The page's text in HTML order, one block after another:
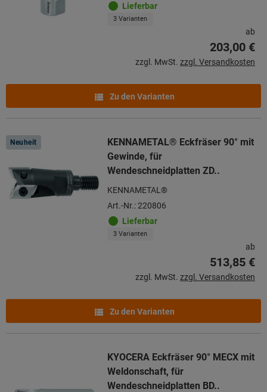
Lieferbar
3 Varianten
ab
203,00 €
zzgl. MwSt. zzgl. Versandkosten
Zu den Varianten
Neuheit
KENNAMETAL® Eckfräser 90° mit
Gewinde, für
Wendeschneidplatten ZD..
KENNAMETAL®
Art.-Nr.: 220806
Lieferbar
3 Varianten
ab
513,85 €
zzgl. MwSt. zzgl. Versandkosten
Zu den Varianten
KYOCERA Eckfräser 90° MECX mit
Weldonschaft, für
Wendeschneidplatten BD..